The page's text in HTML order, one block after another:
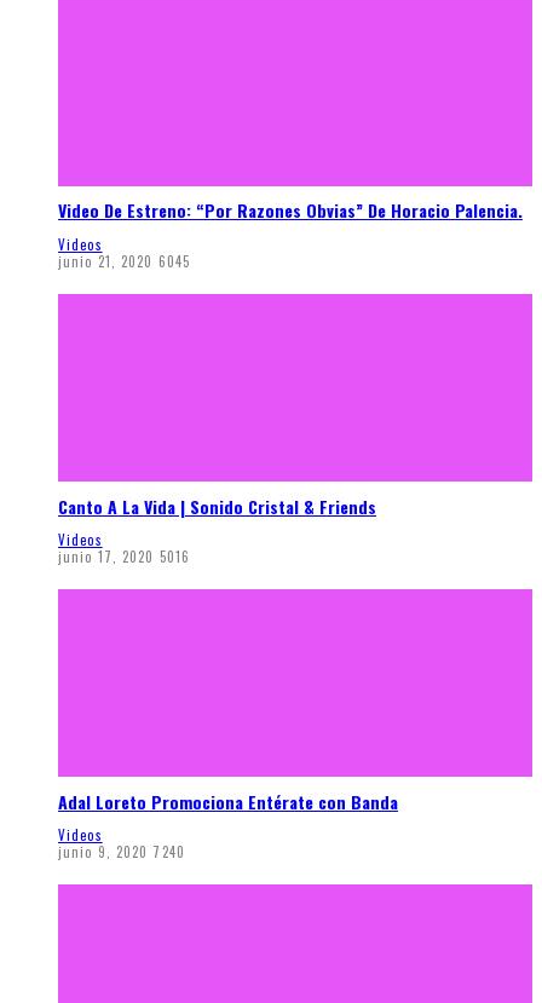
Video De Estreno: “Por Razones Obvias” De Horacio Palencia.
Videos
junio 21, 2020 6045
Canto A La Vida | Sonido Cristal & Friends
Videos
junio 17, 2020 5016
Adal Loreto Promociona Entérate con Banda
Videos
junio 9, 2020 7240